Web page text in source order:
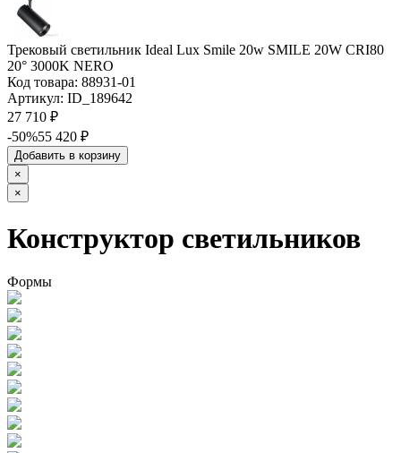
Трековый светильник Ideal Lux Smile 20w SMILE 20W CRI80
20° 3000K NERO
Код товара: 88931-01
Артикул: ID_189642
27 710 ₽
-50%55 420 ₽
Добавить в корзину
×
×
Конструктор светильников
Формы